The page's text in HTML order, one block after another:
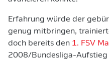
Erfahrung würde der
genug mitbringen,
doch bereits den 1. FSV
2008/Bundesliga-Aufstieg